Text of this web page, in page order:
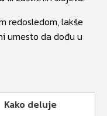
redosledom, lakše
umesto da dođu u
Kako deluje